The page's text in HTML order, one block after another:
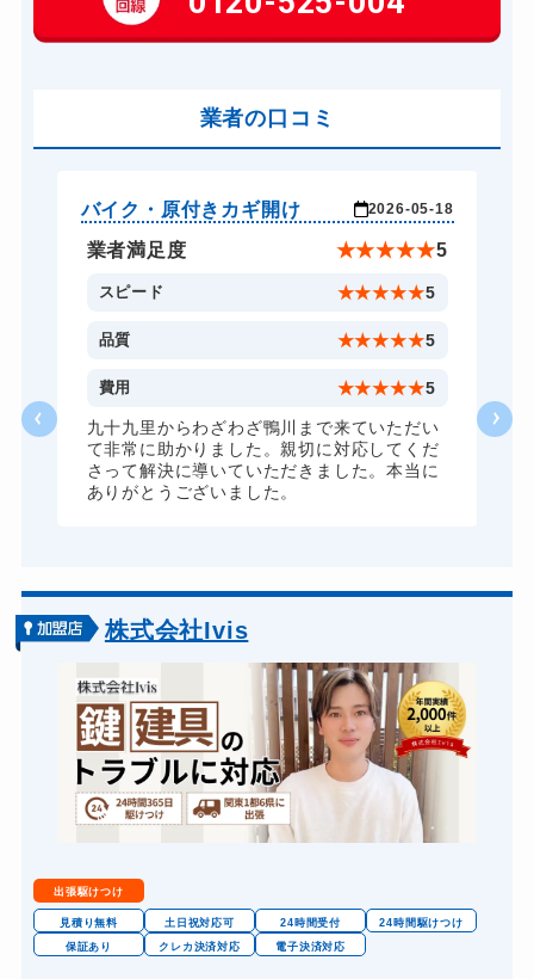
車カギ開け 13,200円～(税込)
スーツケースカギ開け
金庫カギ交換 11,000円～(税込)
ロッカーカギ開け 8,800円～(税込)
ドアノブカギ開け 10,780円～(税込)
ドアノブカギ交換 11,000円～(税込)
業者の口コミ
バイク・原付きカギ開け 2026-05-18
業者満足度 ★★★★★5
スピード ★★★★★5
品質 ★★★★★5
費用 ★★★★★5
九十九里からわざわざ鴨川まで来ていただい
て非常に助かりました。親切に対応してくだ
さって解決に導いていただきました。本当に
ありがとうございました。
株式会社Ivis
出張駆けつけ
見積り無料 土日祝対応可 24時間受付
24時間駆けつけ
保証あり
クレカ決済対応 電子決済対応